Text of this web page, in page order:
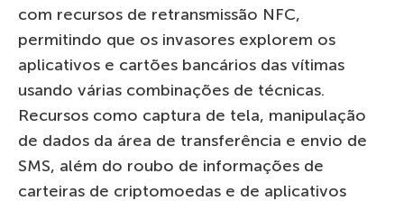
com recursos de retransmissão NFC,
permitindo que os invasores explorem os
aplicativos e cartões bancários das vítimas
usando várias combinações de técnicas.
Recursos como captura de tela, manipulação
de dados da área de transferência e envio de
SMS, além do roubo de informações de
carteiras de criptomoedas e de aplicativos